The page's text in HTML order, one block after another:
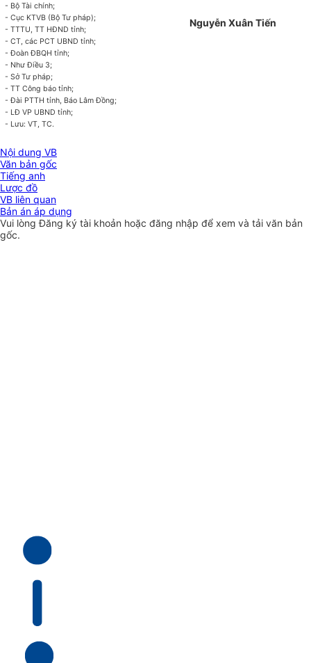
- Bộ Tài chính;
- Cục KTVB (Bộ Tư pháp);
- TTTU, TT HĐND tỉnh;
- CT, các PCT UBND tỉnh;
- Đoàn ĐBQH tỉnh;
- Như Điều 3;
- Sở Tư pháp;
- TT Công báo tỉnh;
- Đài PTTH tỉnh, Báo Lâm Đồng;
- LĐ VP UBND tỉnh;
- Lưu: VT, TC.
Nguyễn Xuân Tiến
Nội dung VB
Văn bản gốc
Tiếng anh
Lược đồ
VB liên quan
Bản án áp dụng
Vui lòngĐăng ký tài khoản hoặc đăng nhập để xem và tải văn bản
gốc.